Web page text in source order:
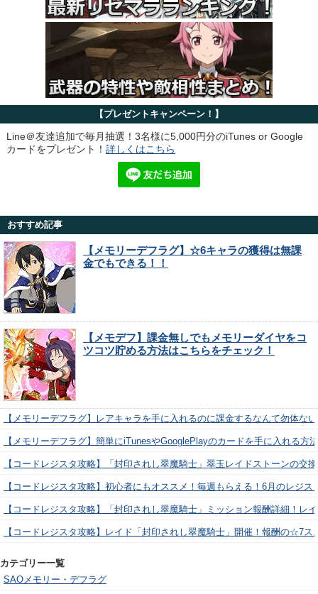
【プレゼントキャンペーン！】
Line＠友達追加で毎月抽選！3名様に5,000円分のiTunes or Google
カードをプレゼント！ 詳しくはこちら
おすすめ記事
【メモリーデフラグ】☆6キャラの獲得は無課
金でもできる！！
【メモデフ】課金無しでもメモリーダイヤをコ
ツコツ貯める方法はこちらをチェック！
【メモリーデフラグ】レアキャラを手に入れるのに課金するなんて勿体な
【メモリーデフラグ】簡単にiTunesやGooglePlayのカードを手に入れる方
【コードレジスタ攻略】「封印されし翠魔騎士」翠玉レイドストーンの交
【コードレジスタ攻略】初心者にもオススメ！毎週もらえる！6月のレジ
【コードレジスタ攻略】「封印されし翠魔騎士」ミッション報酬詳細！レ
【コードレジスタ攻略】レイド「封印されし翠魔騎士」開催！報酬の☆7
カテゴリー一覧
SAOメモリー・デフラグ